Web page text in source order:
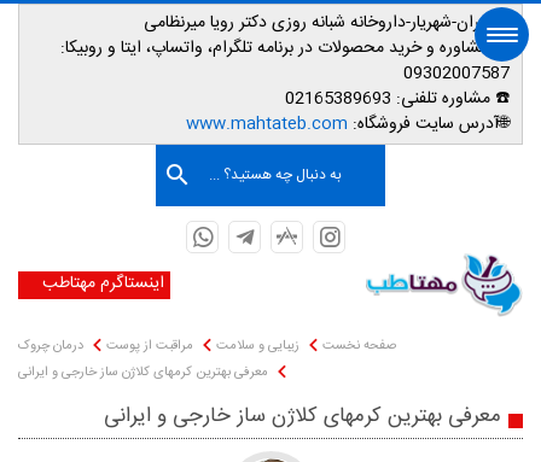
📌تهران-شهریار-داروخانه شبانه روزی دکتر رویا میرنظامی
📱مشاوره و خرید محصولات در برنامه تلگرام، واتساپ، ایتا و روبیکا:
09302007587
☎️ مشاوره تلفنی:
🌐آدرس سایت فروشگاه: www.mahtateb.com
به دنبال چه هستید؟ ...
اینستاگرم مهتاطب
صفحه نخست زیبایی و سلامت مراقبت از پوست
درمان چروک
معرفی بهترین کرمهای کلاژن ساز خارجی و ایرانی
معرفی بهترین کرمهای کلاژن ساز خارجی و ایرانی